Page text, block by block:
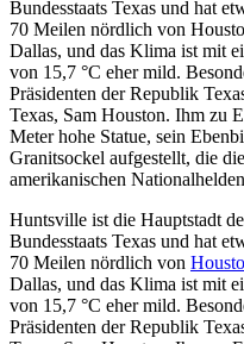
Bundesstaats Texas und hat
70 Meilen nördlich von
Dallas, und das Klima ist mit
von 15,7 °C eher mild.
Präsidenten der Republik
Texas, Sam Houston. Ihm zu
Meter hohe Statue, sein
Granitsockel aufgestellt, die
amerikanischen
Huntsville ist die Hauptstadt
Bundesstaats Texas und hat
70 Meilen nördlich von
Dallas, und das Klima ist mit
von 15,7 °C eher mild.
Präsidenten der Republik